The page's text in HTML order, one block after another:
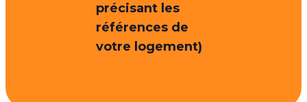
précisant les
références de
votre logement)